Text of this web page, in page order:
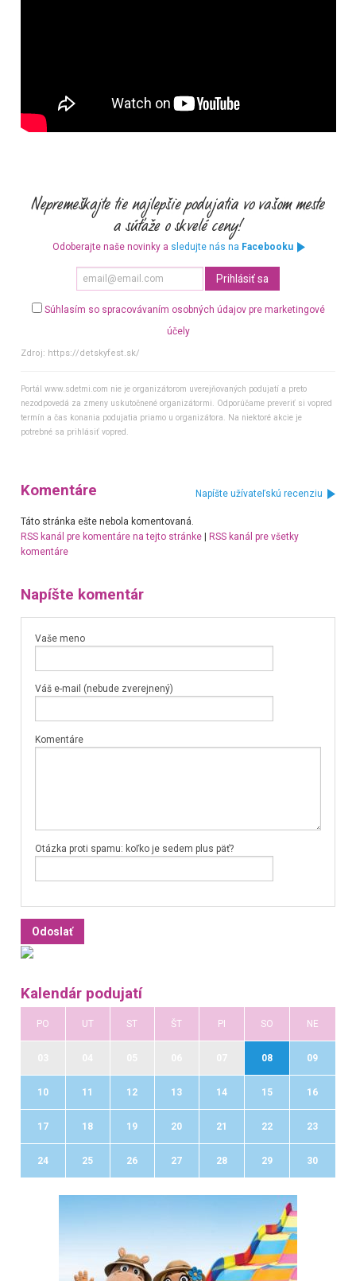
Odoberajte naše novinky a sledujte nás na Facebooku
Súhlasím so spracovávaním osobných údajov pre marketingové
účely
Zdroj: https://detskyfest.sk/
Portál www.sdetmi.com nie je organizátorom uverejňovaných podujatí a preto
nezodpovedá za zmeny uskutočnené organizátormi. Odporúčame preveriť si vopred
termín a čas konania podujatia priamo u organizátora. Na niektoré akcie je
potrebné sa prihlásiť vopred.
Komentáre Napíšte užívateľskú recenziu
Táto stránka ešte nebola komentovaná.
RSS kanál pre komentáre na tejto stránke|
RSS kanál pre všetky
komentáre
Napíšte komentár
Vaše meno
Váš e-mail (nebude zverejnený)
Komentáre
Otázka proti spamu: koľko je sedem plus päť?
Kalendár podujatí
PO UT ST ŠT PI SO NE
08 09
10 11 12 13 14 15 16
17 18 19 20 21 22 23
24 25 26 27 28 29 30